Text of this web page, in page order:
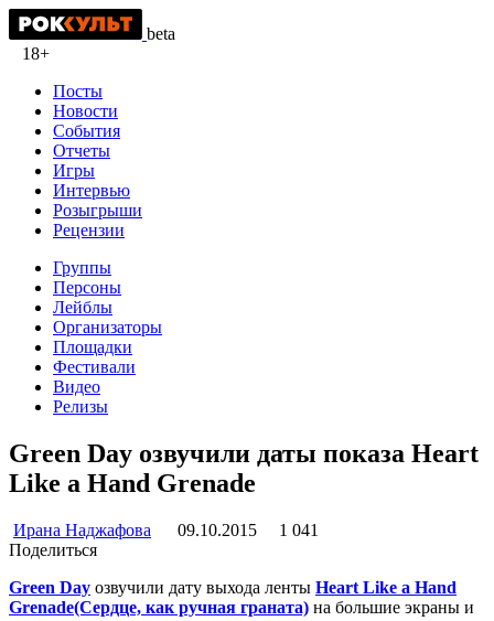
beta
18+
Посты
Новости
События
Отчеты
Игры
Интервью
Розыгрыши
Рецензии
Группы
Персоны
Лейблы
Организаторы
Площадки
Фестивали
Видео
Релизы
Green Day озвучили даты показа Heart
Like a Hand Grenade
Ирана Наджафова 09.10.2015
1 041
Поделиться
Green Day озвучили дату выхода ленты Heart Like a Hand
Grenade(Сердце, как ручная граната) на большие экраны и